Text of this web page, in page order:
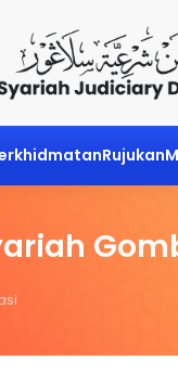
Rujukan